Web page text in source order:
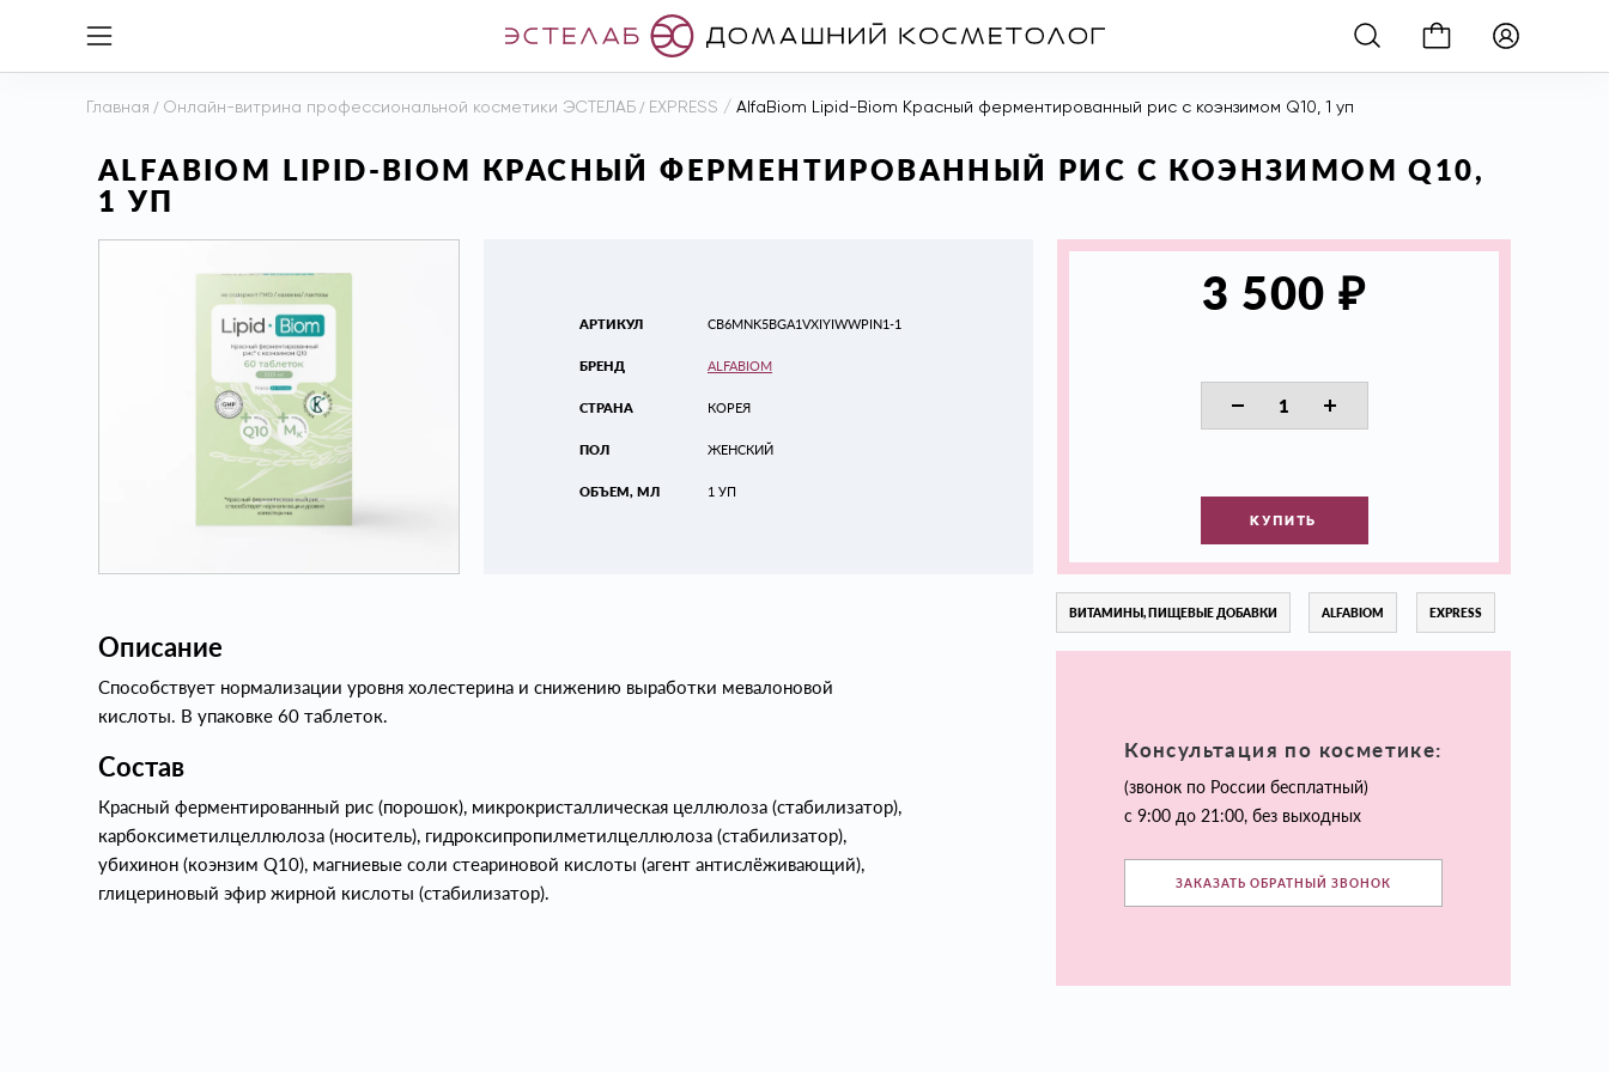
Главная / Онлайн-витрина профессиональной косметики ЭСТЕЛАБ / EXPRESS / AlfaBiom Lipid-Biom Красный ферментированный рис c коэнзимом Q10, 1 уп
ALFABIOM LIPID-BIOM КРАСНЫЙ ФЕРМЕНТИРОВАННЫЙ РИС C КОЭНЗИМОМ Q10,
1 УП
АРТИКУЛ
БРЕНД
СТРАНА
ПОЛ
ОБЪЕМ, МЛ
CB6MNK5BGA1VXIYIWWPIN1-1
ALFABIOM
КОРЕЯ
ЖЕНСКИЙ
1 УП
3 500 ₽
КУПИТЬ
Описание
Способствует нормализации уровня холестерина и снижению выработки мевалоновой
кислоты. В упаковке 60 таблеток.
Состав
Красный ферментированный рис (порошок), микрокристаллическая целлюлоза (стабилизатор),
карбоксиметилцеллюлоза (носитель), гидроксипропилметилцеллюлоза (стабилизатор),
убихинон (коэнзим Q10), магниевые соли стеариновой кислоты (агент антислёживающий),
глицериновый эфир жирной кислоты (стабилизатор).
ВИТАМИНЫ, ПИЩЕВЫЕ ДОБАВКИ ALFABIOM EXPRESS
Консультация по косметике:
(звонок по России бесплатный)
с 9:00 до 21:00, без выходных
ЗАКАЗАТЬ ОБРАТНЫЙ ЗВОНОК